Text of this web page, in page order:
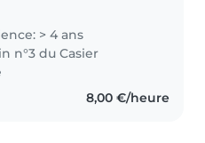
( 0/ 3ans ). J'attends
de m'occuper..
> 4 ans
n°3 du Casier
8,00 €/heure